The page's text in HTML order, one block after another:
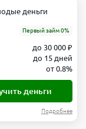
деньги
Первый займ 0%
до 30 000 ₽
до 15 дней
от 0.8%
деньги
Подробнее